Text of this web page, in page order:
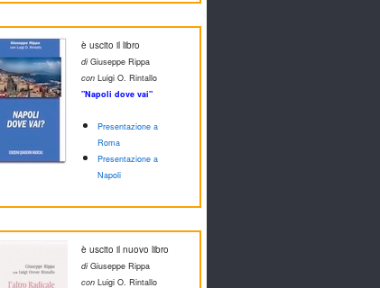
è uscito il libro
diGiuseppe Rippa
con Luigi O. Rintallo
"Napoli dove vai"
Presentazione a
Roma
Presentazione a
Napoli
è uscito il nuovo libro
diGiuseppe Rippa
con Luigi O. Rintallo